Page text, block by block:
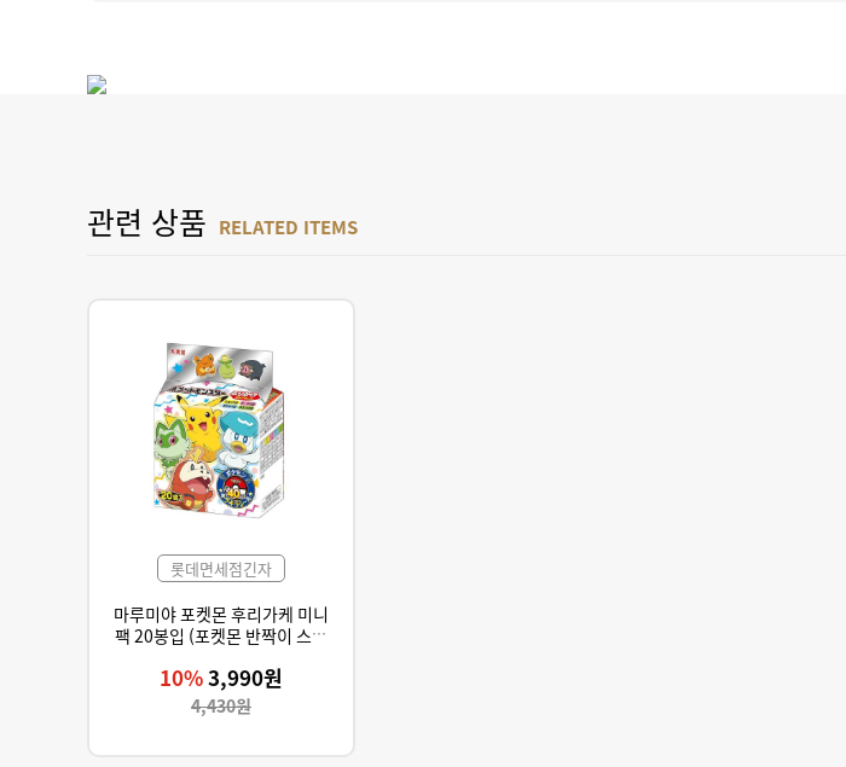
관련 상품 RELATED ITEMS
롯데면세점긴자
마루미야 포켓몬 후리가케 미니
팩 20봉입 (포켓몬 반짝이 스티
10%3,990원
4,430원